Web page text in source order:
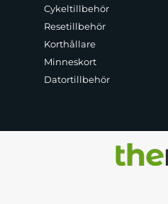
Cykeltillbehör
Resetillbehör
Korthållare
Minneskort
Datortillbehör